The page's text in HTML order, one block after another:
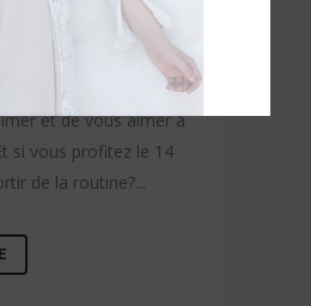
le début de tout. Chez
nous vous
cette journée des
et de vous aimer à
si vous profitez le 14
de la routine?...